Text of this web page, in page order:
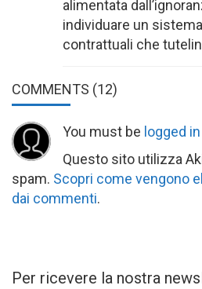
alimentata
individuare un
contrattuali che
COMMENTS (12)
You must be logged in
Questo sito utilizza
spam. Scopri come vengono
dai commenti.
Per ricevere la nostra